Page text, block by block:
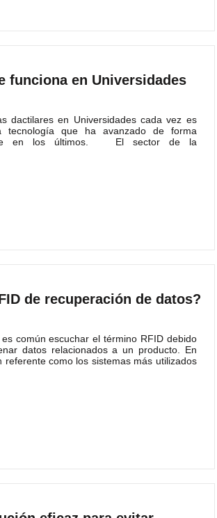
funciona en Universidades
dactilares en Universidades cada vez es
que ha avanzado de forma
en los últimos. El sector de la
de recuperación de datos?
común escuchar el término RFID debido
datos relacionados a un producto. En
referente como los sistemas más utilizados